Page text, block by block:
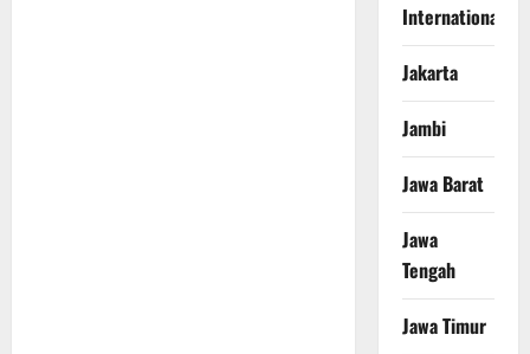
International
Jakarta
Jambi
Jawa Barat
Jawa
Tengah
Jawa Timur